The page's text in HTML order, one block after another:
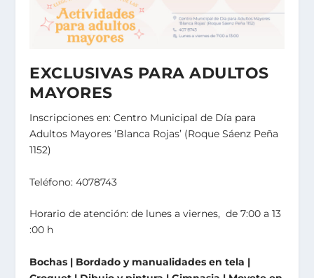
EXCLUSIVAS PARA ADULTOS
MAYORES
Inscripciones en: Centro Municipal de Día para
Adultos Mayores ‘Blanca Rojas’ (Roque Sáenz Peña
1152)
Teléfono: 4078743
Horario de atención: de lunes a viernes, de 7:00 a 13
:00 h
Bochas | Bordado y manualidades en tela |